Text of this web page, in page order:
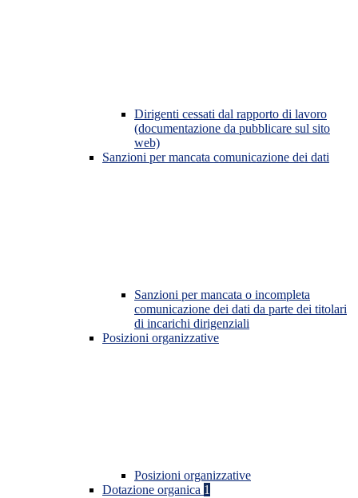
Dirigenti cessati dal rapporto di lavoro
(documentazione da pubblicare sul sito
web)
Sanzioni per mancata comunicazione dei dati
Sanzioni per mancata o incompleta
comunicazione dei dati da parte dei titolari
di incarichi dirigenziali
Posizioni organizzative
Posizioni organizzative
Dotazione organica 1